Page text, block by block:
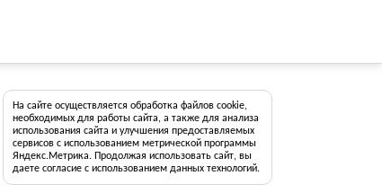
На сайте осуществляется обработка файлов cookie,
необходимых для работы сайта, а также для анализа
использования сайта и улучшения предоставляемых
сервисов с использованием метрической программы
Яндекс.Метрика. Продолжая использовать сайт, вы
даете согласие с использованием данных технологий.